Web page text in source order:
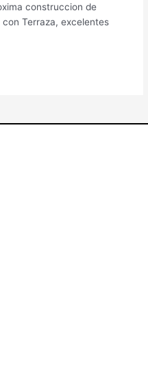
construccion de
Terraza, excelentes